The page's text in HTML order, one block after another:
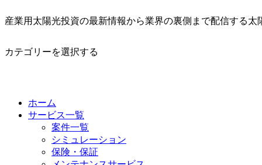
産業用太陽光投資の最新情報から業界の裏側まで配信する太
カテゴリーを選択する
ホーム
サービス一覧
案件一覧
シミュレーション
保険・保証